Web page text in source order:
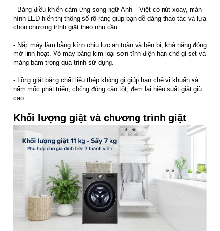
- Bảng điều khiển cảm ứng song ngữ Anh – Việt có nút xoay, màn
hình LED hiển thị thông số rõ ràng giúp bạn dễ dàng thao tác và lựa
chọn chương trình giặt theo nhu cầu.
- Nắp máy làm bằng kính chịu lực an toàn và bền bỉ, khả năng đóng
mở linh hoạt. Vỏ máy bằng kim loại sơn tĩnh điện hạn chế gỉ sét và
mảng bám trong quá trình sử dụng.
- Lồng giặt bằng chất liệu thép không gỉ giúp hạn chế vi khuẩn và
nấm mốc phát triển, chống đóng cặn tốt, đem lại hiệu suất giặt giũ
cao.
Khối lượng giặt và chương trình giặt